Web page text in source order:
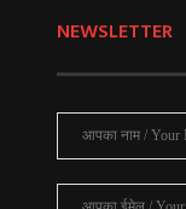
NEWSLETTER